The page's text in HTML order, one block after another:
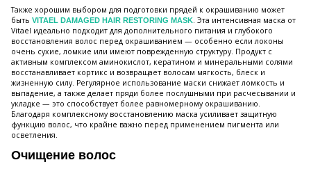
Также хорошим выбором для подготовки прядей к окрашиванию может
быть VITAEL DAMAGED HAIR RESTORING MASK. Эта интенсивная маска от
Vitael идеально подходит для дополнительного питания и глубокого
восстановления волос перед окрашиванием — особенно если локоны
очень сухие, ломкие или имеют поврежденную структуру. Продукт с
активным комплексом аминокислот, кератином и минеральными солями
восстанавливает кортикс и возвращает волосам мягкость, блеск и
жизненную силу. Регулярное использование маски снижает ломкость и
выпадение, а также делает пряди более послушными при расчесывании и
укладке — это способствует более равномерному окрашиванию.
Благодаря комплексному восстановлению маска усиливает защитную
функцию волос, что крайне важно перед применением пигмента или
осветления.
Очищение волос